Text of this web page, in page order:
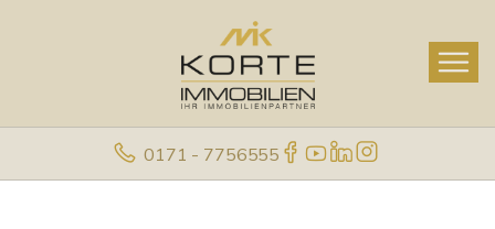
0171 - 7756555